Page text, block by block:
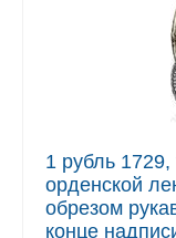
1 рубль 1729,
орденской
обрезом
конце